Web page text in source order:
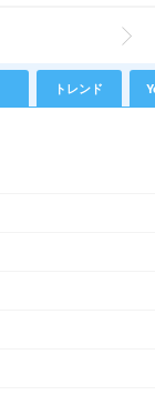
トレンド